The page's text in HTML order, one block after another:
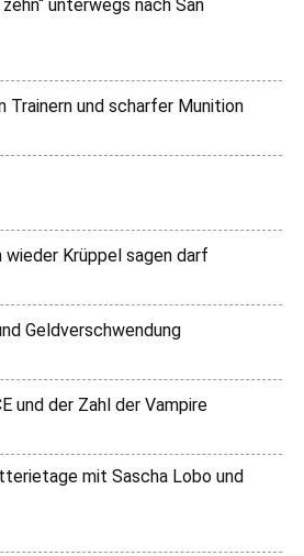
unterwegs nach San
Trainern und scharfer Munition
Krüppel sagen darf
Geldverschwendung
und der Zahl der Vampire
mit Sascha Lobo und